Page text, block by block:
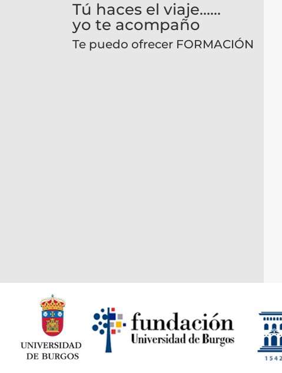
Tú haces el viaje……
yo te acompaño
Te puedo ofrecer FORMACIÓN